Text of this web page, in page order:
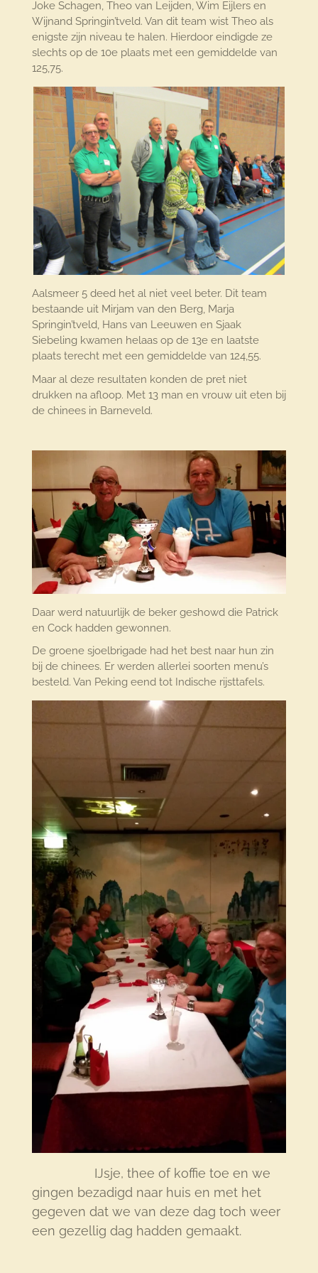
Joke Schagen, Theo van Leijden, Wim Eijlers en
Wijnand Springin’tveld. Van dit team wist Theo als
enigste zijn niveau te halen. Hierdoor eindigde ze
slechts op de 10e plaats met een gemiddelde van
125,75.
Aalsmeer 5 deed het al niet veel beter. Dit team
bestaande uit Mirjam van den Berg, Marja
Springin’tveld, Hans van Leeuwen en Sjaak
Siebeling kwamen helaas op de 13e en laatste
plaats terecht met een gemiddelde van 124,55.
Maar al deze resultaten konden de pret niet
drukken na afloop. Met 13 man en vrouw uit eten bij
de chinees in Barneveld.
Daar werd natuurlijk de beker geshowd die Patrick
en Cock hadden gewonnen.
De groene sjoelbrigade had het best naar hun zin
bij de chinees. Er werden allerlei soorten menu’s
besteld. Van Peking eend tot Indische rijsttafels.
IJsje, thee of koffie toe en we
gingen bezadigd naar huis en met het
gegeven dat we van deze dag toch weer
een gezellig dag hadden gemaakt.